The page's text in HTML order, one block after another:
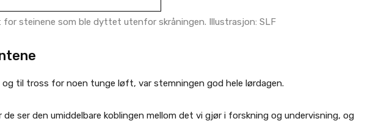
steinene som ble dyttet utenfor skråningen. Illustrasjon: SLF
til tross for noen tunge løft, var stemningen god hele lørdagen.
ser den umiddelbare koblingen mellom det vi gjør i forskning og undervisning, og